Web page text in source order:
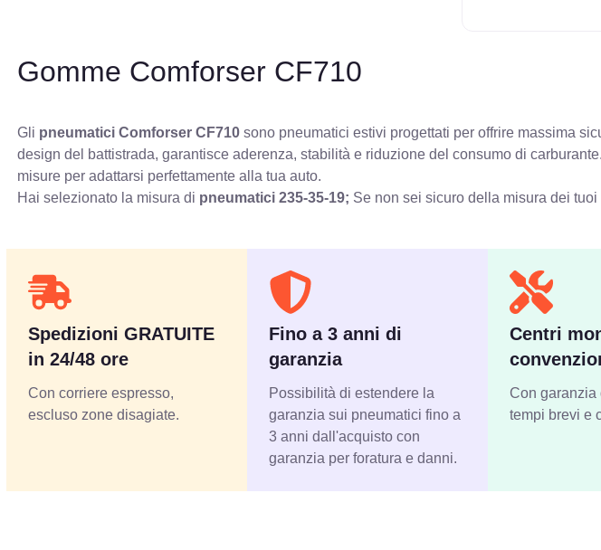
Gomme Comforser CF710
Gli pneumatici Comforser CF710 sono pneumatici estivi progettati per offrire massima
design del battistrada, garantisce aderenza, stabilità e riduzione del consumo di
misure per adattarsi perfettamente alla tua auto.
Hai selezionato la misura di pneumatici235-35-19; Se non sei sicuro della misura dei
Spedizioni GRATUITE
in 24/48 ore
Con corriere espresso,
escluso zone disagiate.
Fino a 3 anni di
garanzia
Possibilità di estendere la
garanzia sui pneumatici fino a
3 anni dall'acquisto con
garanzia per foratura e danni.
Centri
Con garanzia
tempi brevi e